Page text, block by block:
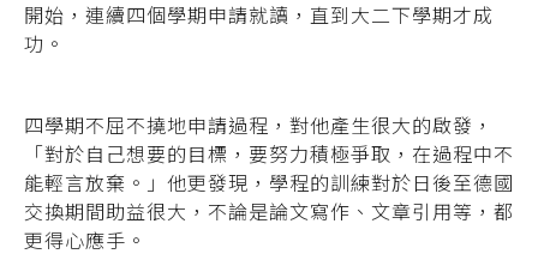
開始，連續四個學期申請就讀，直到大二下學期才成
功。
四學期不屈不撓地申請過程，對他產生很大的啟發，
「對於自己想要的目標，要努力積極爭取，在過程中不
能輕言放棄。」他更發現，學程的訓練對於日後至德國
交換期間助益很大，不論是論文寫作、文章引用等，都
更得心應手。